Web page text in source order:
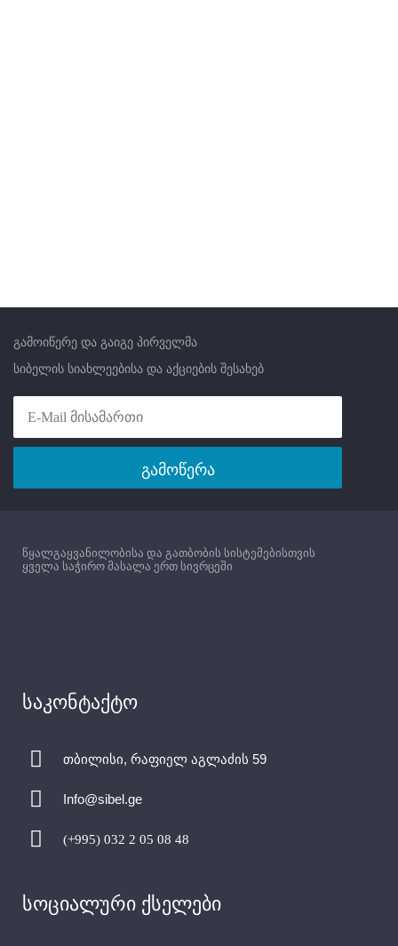
გამოიწერე და გაიგე პირველმა
სიბელის სიახლეებისა და აქციების შესახებ
გამოწერა
წყალგაყვანილობისა და გათბობის სისტემებისთვის
ყველა საჭირო მასალა ერთ სივრცეში
საკონტაქტო
თბილისი, რაფიელ აგლაძის 59
Info@sibel.ge
(+995) 032 2 05 08 48
სოციალური ქსელები